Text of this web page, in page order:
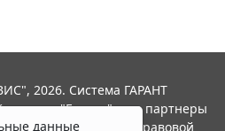
данные
2026. Система ГАРАНТ
"Гарант" и ее партнеры
ассоциации правовой